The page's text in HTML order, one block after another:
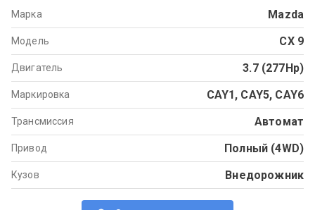
Марка Mazda
Модель CX 9
Двигатель 3.7 (277Hp)
Маркировка CAY1, CAY5, CAY6
Трансмиссия Автомат
Привод Полный (4WD)
Кузов Внедорожник